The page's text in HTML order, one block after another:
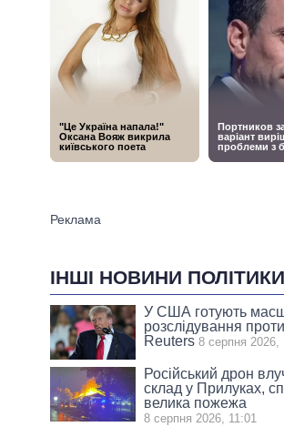
ІНШІ НОВИНИ ПОЛІТИКИ
У США готують
розслідування
Reuters 8 серпня 2026,
Російський дрон
склад у Прилуках,
велика пожежа
8 серпня 2026, 11:01